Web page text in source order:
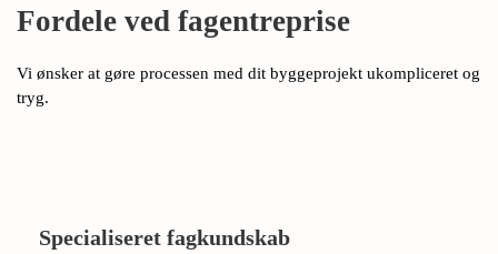
Fordele ved fagentreprise
Vi ønsker at gøre processen med dit byggeprojekt ukompliceret og
tryg.
Specialiseret fagkundskab